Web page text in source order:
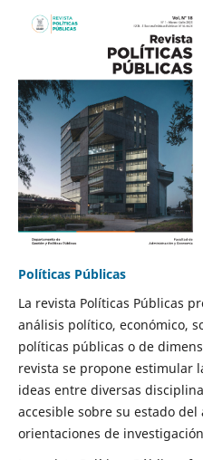
Políticas Públicas
La revista Políticas Públicas
análisis político, económico,
políticas públicas o de
revista se propone estimular
ideas entre diversas
accesible sobre su estado
orientaciones de